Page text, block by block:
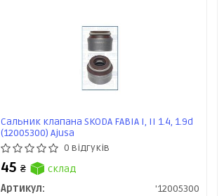
Сальник клапана SKODA FABIA I, II 1.4, 1.9d
(12005300) Ajusa
0 відгуків
45 ₴
склад
Артикул:
'12005300